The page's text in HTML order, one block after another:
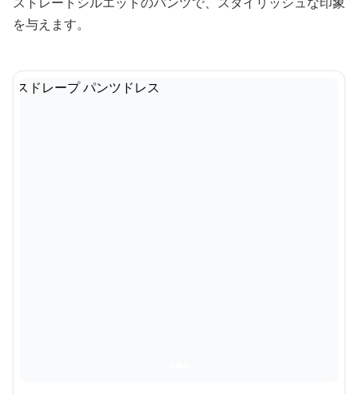
を与えます。